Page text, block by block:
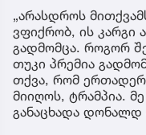
„არასდროს
ვფიქრობ, ის კარგი
გადმომცა. როგორ
თუკი პრემია
თქვა, რომ
მიიღოს, ტრამპია.
განაცხადა დონალდ